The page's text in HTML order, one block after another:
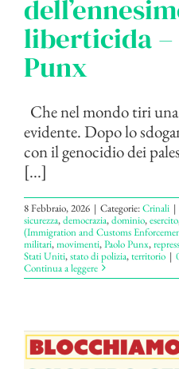
liberticida –
Punx
Che nel mondo tiri
evidente. Dopo lo
con il genocidio dei
[...]
8 Febbraio, 2026 | Categorie:Crinali |
sicurezza,democrazia,dominio,esercito
(Immigration and Customs
militari,movimenti,Paolo Punx,
Stati Uniti,stato di polizia,territorio |
Continua a leggere